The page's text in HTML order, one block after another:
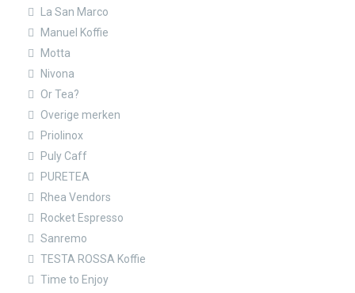
La San Marco
Manuel Koffie
Motta
Nivona
Or Tea?
Overige merken
Priolinox
Puly Caff
PURETEA
Rhea Vendors
Rocket Espresso
Sanremo
TESTA ROSSA Koffie
Time to Enjoy